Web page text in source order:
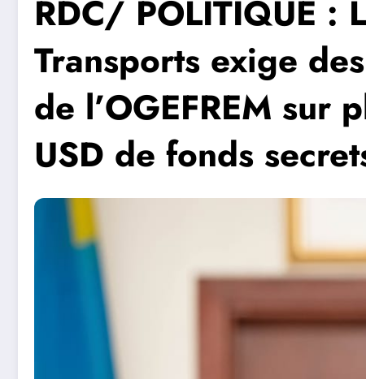
RDC/ POLITIQUE :
Transports exige
de l’OGEFREM sur
USD de fonds